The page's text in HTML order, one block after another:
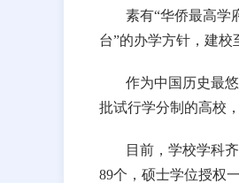
素有“华侨最高学
台”的办学方针，建校
作为中国历史最
批试行学分制的高校
目前，学校学科
89个，硕士学位授权